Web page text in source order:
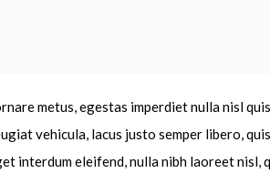
metus, egestas imperdiet nulla nisl
vehicula, lacus justo semper libero,
interdum eleifend, nulla nibh laoreet